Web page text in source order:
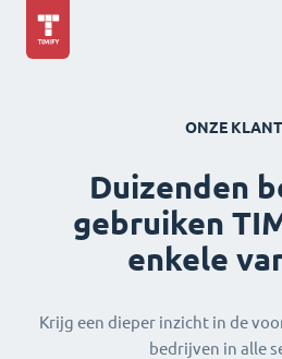
ONZE
Duizenden
gebruiken
enkele
Krijg een dieper inzicht in de
bedrijven in alle